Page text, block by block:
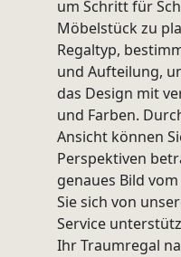
um Schritt für
Möbelstück zu
Regaltyp,
und Aufteilung,
das Design mit
und Farben.
Ansicht können
Perspektiven
genaues Bild
Sie sich von
Service
Ihr Traumregal